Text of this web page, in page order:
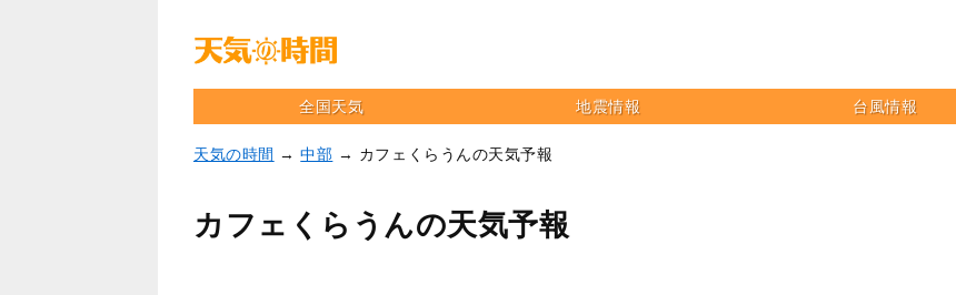
全国天気 地震情報 台風情報
天気の時間 →中部 → カフェくらうんの天気予報
カフェくらうんの天気予報